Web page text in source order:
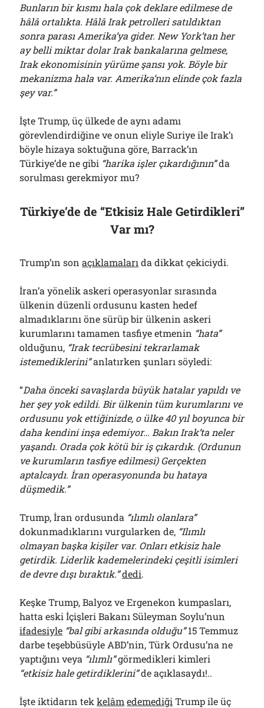
Bunların bir kısmı hala çok deklare edilmese de
hâlâ ortalıkta. Hâlâ Irak petrolleri satıldıktan
sonra parası Amerika’ya gider. New York’tan her
ay belli miktar dolar Irak bankalarına gelmese,
Irak ekonomisinin yürüme şansı yok. Böyle bir
mekanizma hala var. Amerika’nın elinde çok fazla
şey var.”
İşte Trump, üç ülkede de aynı adamı
görevlendirdiğine ve onun eliyle Suriye ile Irak’ı
böyle hizaya soktuğuna göre, Barrack’ın
Türkiye’de ne gibi “harika işler çıkardığının”da
sorulması gerekmiyor mu?
Türkiye’de de “Etkisiz Hale Getirdikleri”
Var mı?
Trump’ın sonaçıklamaları da dikkat çekiciydi.
İran’a yönelik askeri operasyonlar sırasında
ülkenin düzenli ordusunu kasten hedef
almadıklarını öne sürüp bir ülkenin askeri
kurumlarını tamamen tasfiye etmenin “hata”
olduğunu, “Irak tecrübesini tekrarlamak
istemediklerini”anlatırken şunları söyledi:
“Daha önceki savaşlarda büyük hatalar yapıldı ve
her şey yok edildi. Bir ülkenin tüm kurumlarını ve
ordusunu yok ettiğinizde, o ülke 40 yıl boyunca bir
daha kendini inşa edemiyor… Bakın Irak’ta neler
yaşandı. Orada çok kötü bir iş çıkardık. (Ordunun
ve kurumların tasfiye edilmesi) Gerçekten
aptalcaydı. İran operasyonunda bu hataya
düşmedik.”
Trump, İran ordusunda “ılımlı olanlara”
dokunmadıklarını vurgularken de, “Ilımlı
olmayan başka kişiler var. Onları etkisiz hale
getirdik. Liderlik kademelerindeki çeşitli isimleri
de devre dışı bıraktık.”dedi.
Keşke Trump, Balyoz ve Ergenekon kumpasları,
hatta eski İçişleri Bakanı Süleyman Soylu’nun
ifadesiyle “bal gibi arkasında olduğu”15 Temmuz
darbe teşebbüsüyle ABD’nin, Türk Ordusu’na ne
yaptığını veya “ılımlı”görmedikleri kimleri
“etkisiz hale getirdiklerini”de açıklasaydı!..
İşte iktidarın tekkelâm edemediği Trump ile üç